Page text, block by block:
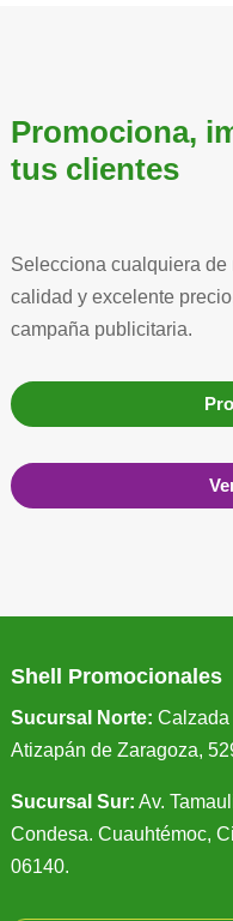
Promociona,
tus clientes
Selecciona cualquiera de
calidad y excelente
campaña publicitaria.
Shell Promocionales
Sucursal Norte: Calzada
Atizapán de Zaragoza,
Sucursal Sur: Av.
Condesa. Cuauhtémoc,
06140.